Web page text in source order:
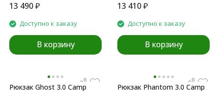
13 490₽
Доступно к заказу
В корзину
13 410₽
Доступно к заказу
В корзину
Рюкзак Ghost 3.0 Camp Рюкзак Phantom 3.0 Camp